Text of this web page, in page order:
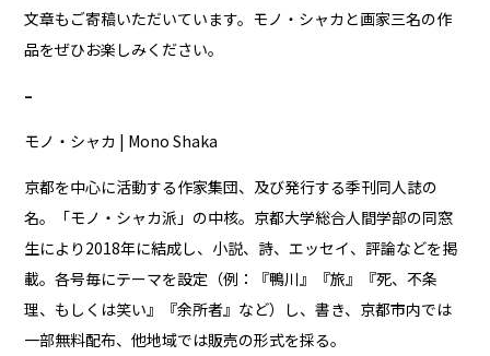
文章もご寄稿いただいています。モノ・シャカと画家三名の作
品をぜひお楽しみください。
–
モノ・シャカ | Mono Shaka
京都を中心に活動する作家集団、及び発行する季刊同人誌の
名。「モノ・シャカ派」の中核。京都大学総合人間学部の同窓
生により2018年に結成し、小説、詩、エッセイ、評論などを掲
載。各号毎にテーマを設定（例：『鴨川』『旅』『死、不条
理、もしくは笑い』『余所者』など）し、書き、京都市内では
一部無料配布、他地域では販売の形式を採る。